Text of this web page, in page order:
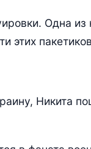
Одна из
этих
Никита